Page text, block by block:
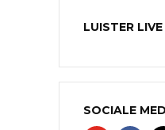
LUISTER LIVE
SOCIALE